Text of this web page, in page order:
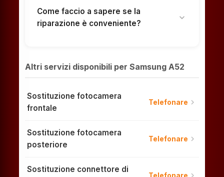
Come faccio a sapere se la
riparazione è conveniente?
expand_more
Altri servizi disponibili per Samsung A52
Sostituzione fotocamera
frontale
Telefonare chevron_right
Sostituzione fotocamera
posteriore
Telefonare chevron_right
Sostituzione connettore di
Telefonare